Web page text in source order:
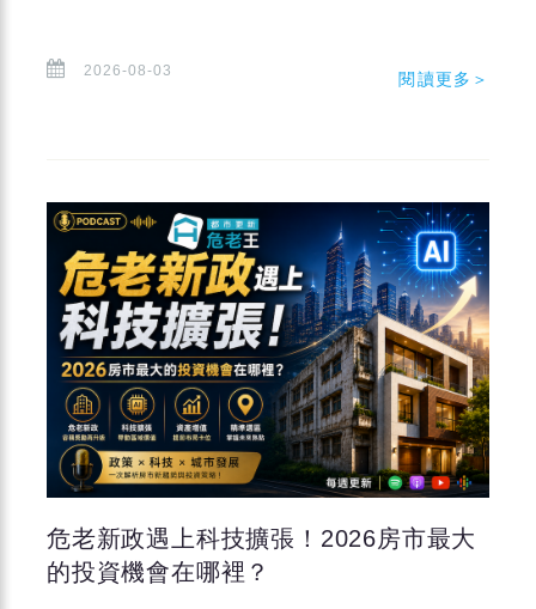
2026-08-03 閱讀更多＞
危老新政遇上科技擴張！2026房市最大
的投資機會在哪裡？